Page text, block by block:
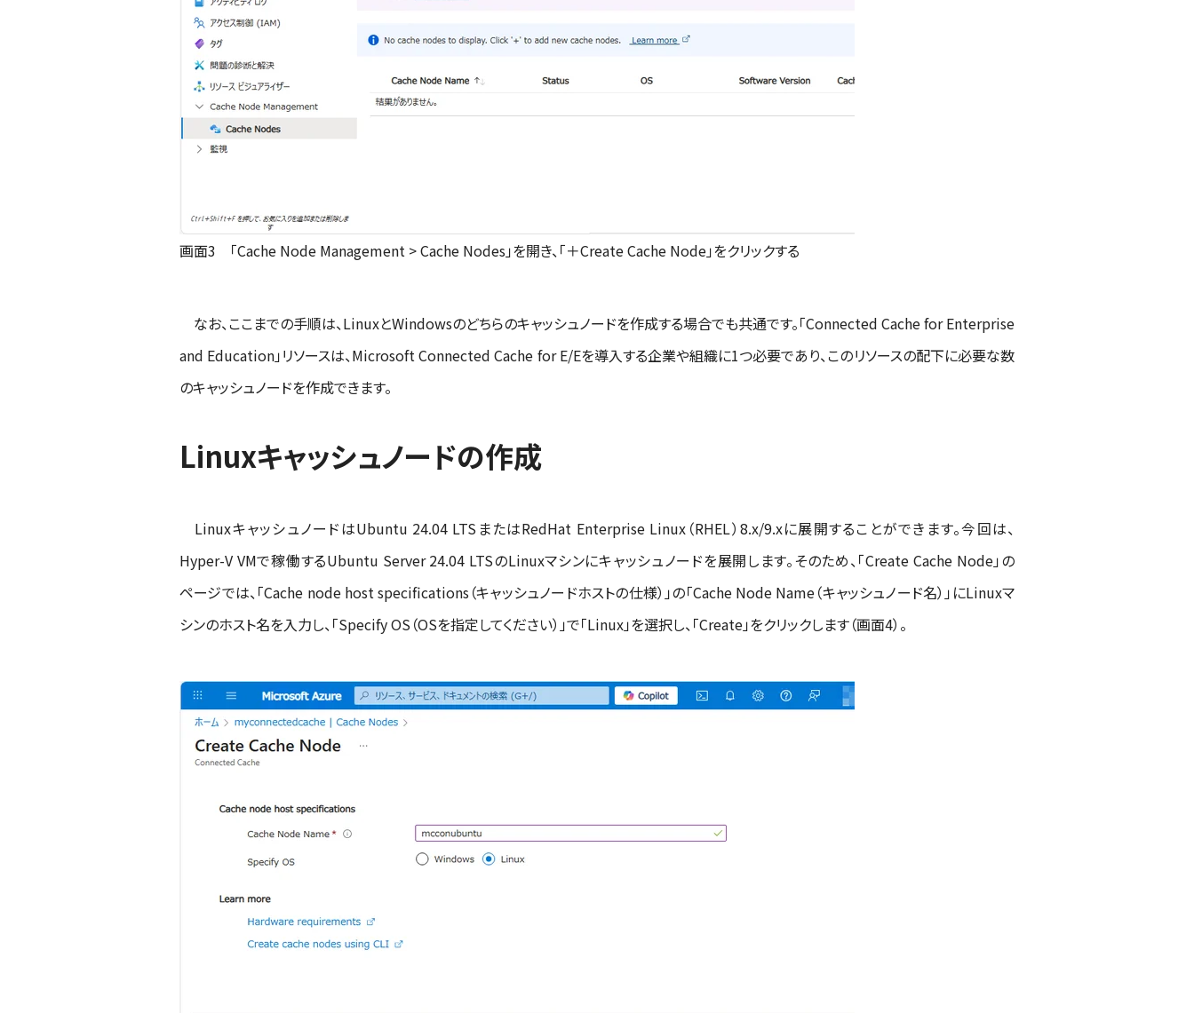
画面3 「Cache Node Management > Cache Nodes」を開き、「＋Create Cache Node」をクリックする
なお、ここまでの手順は、LinuxとWindowsのどちらのキャッシュノードを作成する場合でも共通です。「Connected Cache for Enterprise
and Education」リソースは、Microsoft Connected Cache for E/Eを導入する企業や組織に1つ必要であり、このリソースの配下に必要な数
のキャッシュノードを作成できます。
Linuxキャッシュノードの作成
LinuxキャッシュノードはUbuntu 24.04 LTSまたはRedHat Enterprise Linux（RHEL）8.x/9.xに展開することができます。今回は、
Hyper-V VMで稼働するUbuntu Server 24.04 LTSのLinuxマシンにキャッシュノードを展開します。そのため、「Create Cache Node」の
ページでは、「Cache node host specifications（キャッシュノードホストの仕様）」の「Cache Node Name（キャッシュノード名）」にLinuxマ
シンのホスト名を入力し、「Specify OS（OSを指定してください）」で「Linux」を選択し、「Create」をクリックします（画面4）。